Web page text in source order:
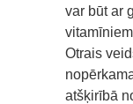
var būt ar
Otrais
atšķirībā